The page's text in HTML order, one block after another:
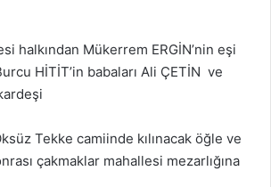
halkından Mükerrem ERGİN’nin eşi
HİTİT’in babaları Ali ÇETİN ve
Tekke camiinde kılınacak öğle ve
çakmaklar mahallesi mezarlığına